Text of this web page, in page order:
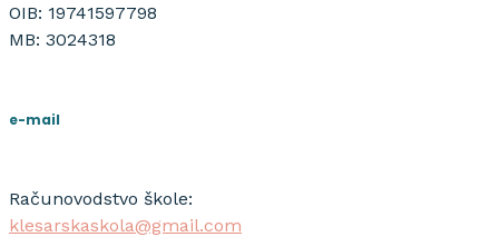
OIB: 19741597798
MB: 3024318
e-mail
Računovodstvo škole:
klesarskaskola@gmail.com